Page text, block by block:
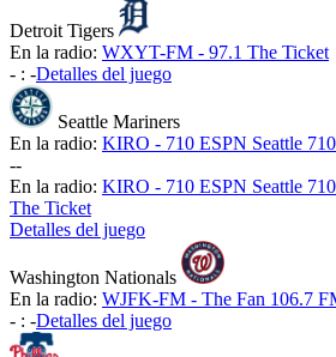
Detroit Tigers
En la radio: WXYT-FM - 97.1 The Ticket
- : -Detalles del juego
Seattle Mariners
En la radio: KIRO - 710 ESPN Seattle
--
En la radio: KIRO - 710 ESPN Seattle
The Ticket
Detalles del juego
Washington Nationals
En la radio: WJFK-FM - The Fan 106.7
- : -Detalles del juego